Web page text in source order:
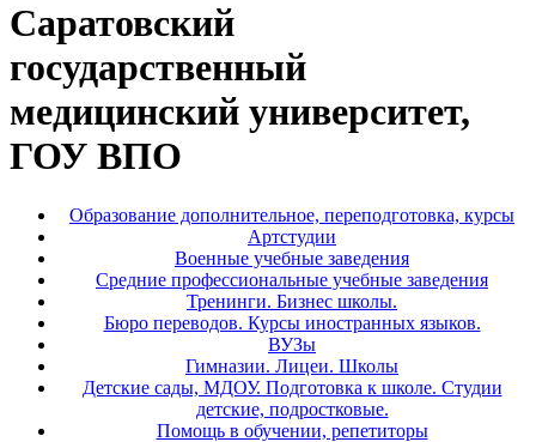
Саратовский
государственный
медицинский университет,
ГОУ ВПО
Образование дополнительное, переподготовка, курсы
Артстудии
Военные учебные заведения
Средние профессиональные учебные заведения
Тренинги. Бизнес школы.
Бюро переводов. Курсы иностранных языков.
ВУЗы
Гимназии. Лицеи. Школы
Детские сады, МДОУ. Подготовка к школе. Студии
детские, подростковые.
Помощь в обучении, репетиторы